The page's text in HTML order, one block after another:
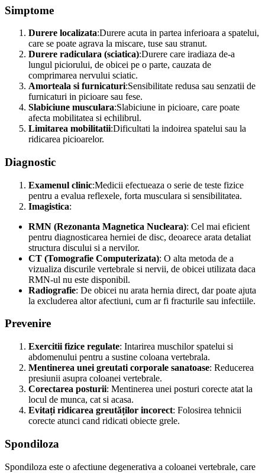
Simptome
Durere localizata:Durere acuta in partea inferioara a spatelui,
care se poate agrava la miscare, tuse sau stranut.
Durere radiculara (sciatica):Durere care iradiaza de-a
lungul piciorului, de obicei pe o parte, cauzata de
comprimarea nervului sciatic.
Amorteala si furnicaturi:Sensibilitate redusa sau senzatii de
furnicaturi in picioare sau fese.
Slabiciune musculara:Slabiciune in picioare, care poate
afecta mobilitatea si echilibrul.
Limitarea mobilitatii:Dificultati la indoirea spatelui sau la
ridicarea picioarelor.
Diagnostic
Examenul clinic:Medicii efectueaza o serie de teste fizice
pentru a evalua reflexele, forta musculara si sensibilitatea.
Imagistica:
RMN (Rezonanta Magnetica Nucleara): Cel mai eficient
pentru diagnosticarea herniei de disc, deoarece arata detaliat
structura discului si a nervilor.
CT (Tomografie Computerizata): O alta metoda de a
vizualiza discurile vertebrale si nervii, de obicei utilizata daca
RMN-ul nu este disponibil.
Radiografie: De obicei nu arata hernia direct, dar poate ajuta
la excluderea altor afectiuni, cum ar fi fracturile sau infectiile.
Prevenire
Exercitii fizice regulate: Intarirea muschilor spatelui si
abdomenului pentru a sustine coloana vertebrala.
Mentinerea unei greutati corporale sanatoase: Reducerea
presiunii asupra coloanei vertebrale.
Corectarea posturii: Mentinerea unei posturi corecte atat la
locul de munca, cat si acasa.
Evitați ridicarea greutăților incorect: Folosirea tehnicii
corecte atunci cand ridicati obiecte grele.
Spondiloza
Spondiloza este o afectiune degenerativa a coloanei vertebrale, care